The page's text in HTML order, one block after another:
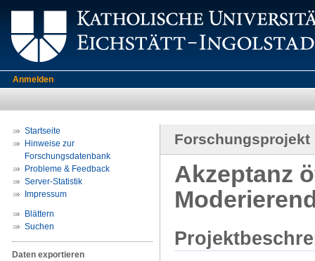
Anmelden
Startseite
Hinweise zur
Forschungsdatenbank
Probleme & Feedback
Server-Statistik
Impressum
Blättern
Suchen
Daten exportieren
Forschungsprojekt
Akzeptanz